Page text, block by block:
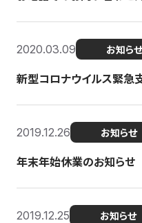
2020.03.09 お知らせ
新型コロナウイルス緊急
2019.12.26 お知らせ
年末年始休業のお知らせ
2019.12.25 お知らせ